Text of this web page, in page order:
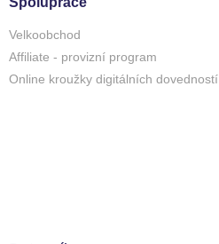
Velkoobchod
Affiliate - provizní program
Online kroužky digitálních dovedností